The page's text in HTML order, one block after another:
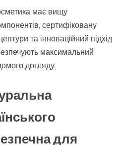
має вищу
сертифіковану
та інноваційний підхід
максимальний
догляду.
для